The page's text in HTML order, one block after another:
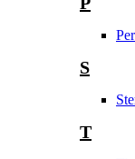
S
T